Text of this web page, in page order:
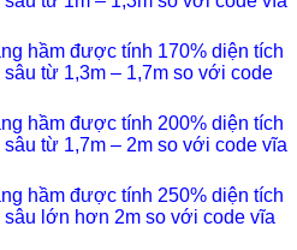
được tính 170% diện tích
từ 1,3m – 1,7m so với code
được tính 200% diện tích
từ 1,7m – 2m so với code vĩa
được tính 250% diện tích
lớn hơn 2m so với code vĩa